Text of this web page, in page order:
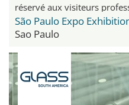
réservé aux visiteurs
Sao Paulo